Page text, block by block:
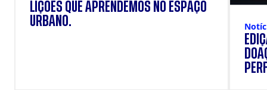
LIÇÕES QUE APRENDEMOS NO ESPAÇO
URBANO.